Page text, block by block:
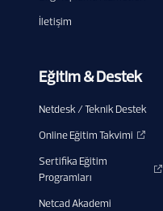
İletişim
Eğitim & Destek
Netdesk / Teknik Destek
Online Eğitim Takvimi
Sertifika Eğitim
Programları
Netcad Akademi